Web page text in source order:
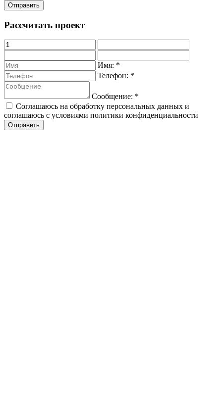
Рассчитать проект
Имя: *
Телефон: *
Сообщение: *
Соглашаюсь на обработку персональных данных и
соглашаюсь с условиями политики конфиденциальности